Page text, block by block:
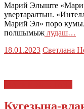
Марий Элыште
увертаралтын.
Марий Эл» поро
полшымыж лудаш…
18.01.2023 Светлана
Кугезына-